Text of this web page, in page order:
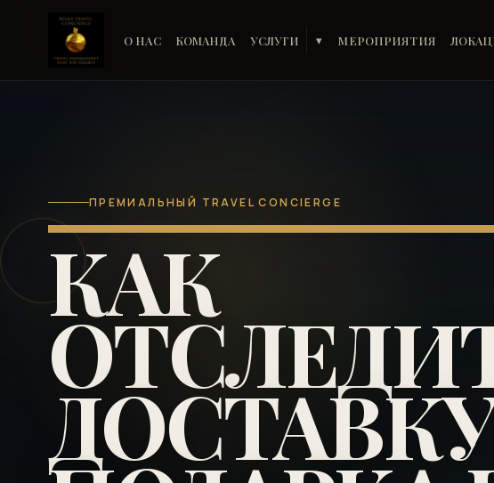
О НАС КОМАНДА УСЛУГИ ▾ МЕРОПРИЯТИЯ
ПРЕМИАЛЬНЫЙ TRAVEL CONCIERGE
КАК